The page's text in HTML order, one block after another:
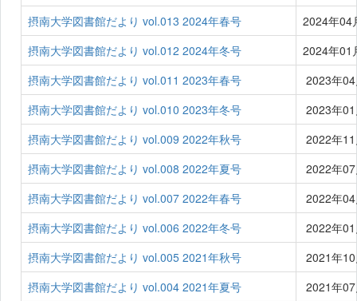
摂南大学図書館だより vol.013 2024年春号
2024年04
摂南大学図書館だより vol.012 2024年冬号
2024年01
摂南大学図書館だより vol.011 2023年春号
2023年
摂南大学図書館だより vol.010 2023年冬号
2023年
摂南大学図書館だより vol.009 2022年秋号
2022年
摂南大学図書館だより vol.008 2022年夏号
2022年
摂南大学図書館だより vol.007 2022年春号
2022年
摂南大学図書館だより vol.006 2022年冬号
2022年
摂南大学図書館だより vol.005 2021年秋号
2021年
摂南大学図書館だより vol.004 2021年夏号
2021年